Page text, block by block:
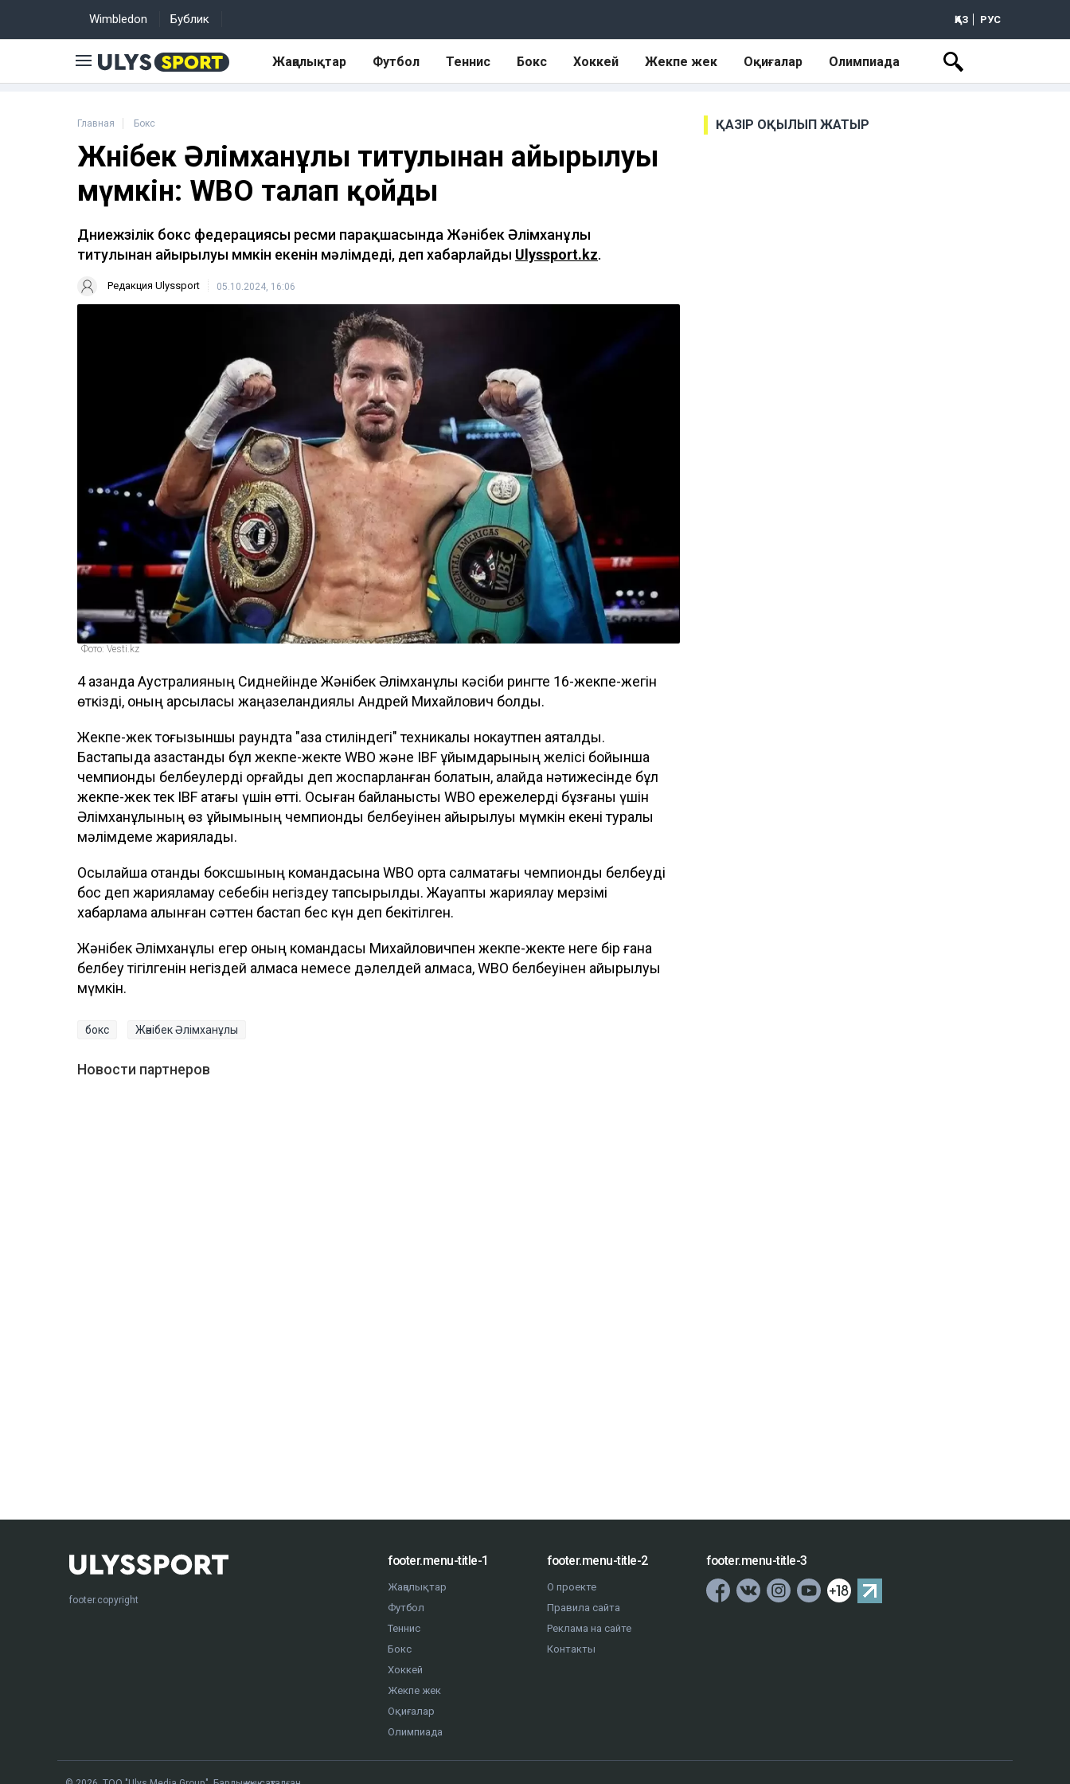
Wimbledon Бублик ҚАЗ РУС
Жаңалықтар Футбол Теннис Бокс Хоккей Жекпе жек Оқиғалар Олимпиада
Главная Бокс
Жәнібек Әлімханұлы титулынан айырылуы
мүмкін: WBO талап қойды
Дүниежүзілік бокс федерациясы ресми парақшасында Жәнібек Әлімханұлы
титулынан айырылуы мүмкін екенін мәлімдеді, деп хабарлайды Ulyssport.kz.
Редакция Ulyssport 05.10.2024, 16:06
Фото: Vesti.kz
4 қазанда Аустралияның Сиднейінде Жәнібек Әлімханұлы кәсіби рингте 16-жекпе-жегін
өткізді, оның қарсыласы жаңазеландиялық Андрей Михайлович болды.
Жекпе-жек тоғызыншы раундта "қазақ стиліндегі" техникалық нокаутпен аяқталды.
Бастапқыда қазақстандық бұл жекпе-жекте WBO және IBF ұйымдарының желісі бойынша
чемпиондық белбеулерді қорғайды деп жоспарланған болатын, алайда нәтижесінде бұл
жекпе-жек тек IBF атағы үшін өтті. Осыған байланысты WBO ережелерді бұзғаны үшін
Әлімханұлының өз ұйымының чемпиондық белбеуінен айырылуы мүмкін екені туралы
мәлімдеме жариялады.
Осылайша отандық боксшының командасына WBO орта салмақтағы чемпиондық белбеуді
бос деп жарияламау себебін негіздеу тапсырылды. Жауапты жариялау мерзімі
хабарлама алынған сәттен бастап бес күн деп бекітілген.
Жәнібек Әлімханұлы егер оның командасы Михайловичпен жекпе-жекте неге бір ғана
белбеу тігілгенін негіздей алмаса немесе дәлелдей алмаса, WBO белбеуінен айырылуы
мүмкін.
бокс Жәнібек Әлімханұлы
Новости партнеров
ҚАЗІР ОҚЫЛЫП ЖАТЫР
footer.copyright
footer.menu-title-1
Жаңалықтар
Футбол
Теннис
Бокс
Хоккей
Жекпе жек
Оқиғалар
Олимпиада
footer.menu-title-2
О проекте
Правила сайта
Реклама на сайте
Контакты
footer.menu-title-3